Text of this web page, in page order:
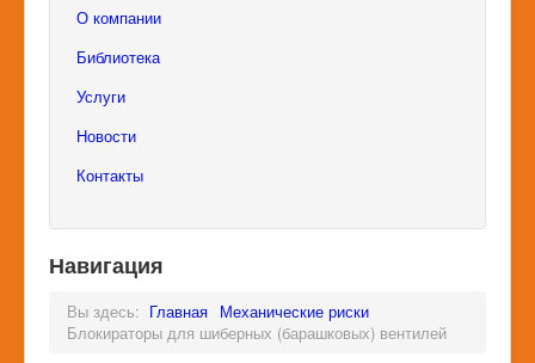
О компании
Библиотека
Услуги
Новости
Контакты
Навигация
Вы здесь: Главная Механические риски
Блокираторы для шиберных (барашковых) вентилей